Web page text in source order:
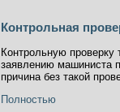
Контрольная
Контрольную проверку
заявлению машиниста
причина без такой
Полностью